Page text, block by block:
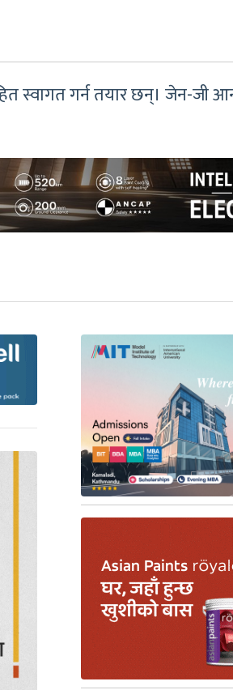
स्वागत गर्न तयार छन्। जेन-जी